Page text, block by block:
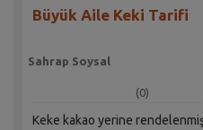
Büyük Aile Keki Tarifi
Sahrap Soysal
(0)
Keke kakao yerine